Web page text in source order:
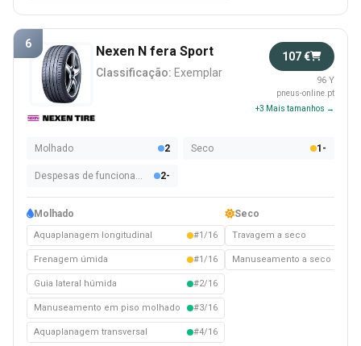
6 Nexen N fera Sport
Classificação: Exemplar
107 €
96 Y
pneus-online.pt
+3 Mais tamanhos →
Molhado 2 Seco 1-
Despesas de funcionamento 2-
Molhado
Aquaplanagem longitudinal #1/16
Frenagem úmida #1/16
Guia lateral húmida #2/16
Manuseamento em piso molhado #3/16
Aquaplanagem transversal #4/16
Seco
Travagem a seco
Manuseamento a seco